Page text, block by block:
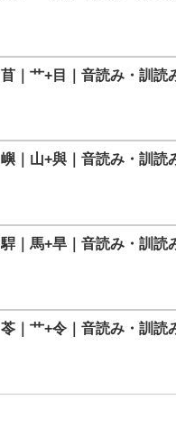
苜｜艹+目｜音読み・訓読
嶼｜山+與｜音読み・訓読
駻｜馬+旱｜音読み・訓読
苓｜艹+令｜音読み・訓読